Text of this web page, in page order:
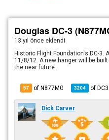
Douglas DC-3
13 yıl önce eklendi
Historic Flight Foundation's DC-3.
11/8/12. A new hanger will be
the near future.
57 of N877MG 3204 ofDC3
Dick Carver